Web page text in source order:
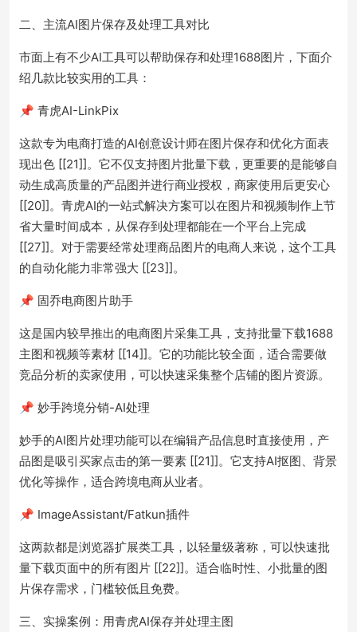
二、主流AI图片保存及处理工具对比
市面上有不少AI工具可以帮助保存和处理1688图片，下面介
绍几款比较实用的工具：
📌 青虎AI-LinkPix
这款专为电商打造的AI创意设计师在图片保存和优化方面表
现出色 [[21]]。它不仅支持图片批量下载，更重要的是能够自
动生成高质量的产品图并进行商业授权，商家使用后更安心
[[20]]。青虎AI的一站式解决方案可以在图片和视频制作上节
省大量时间成本，从保存到处理都能在一个平台上完成
[[27]]。对于需要经常处理商品图片的电商人来说，这个工具
的自动化能力非常强大 [[23]]。
📌 固乔电商图片助手
这是国内较早推出的电商图片采集工具，支持批量下载1688
主图和视频等素材 [[14]]。它的功能比较全面，适合需要做
竞品分析的卖家使用，可以快速采集整个店铺的图片资源。
📌 妙手跨境分销-AI处理
妙手的AI图片处理功能可以在编辑产品信息时直接使用，产
品图是吸引买家点击的第一要素 [[21]]。它支持AI抠图、背景
优化等操作，适合跨境电商从业者。
📌 ImageAssistant/Fatkun插件
这两款都是浏览器扩展类工具，以轻量级著称，可以快速批
量下载页面中的所有图片 [[22]]。适合临时性、小批量的图
片保存需求，门槛较低且免费。
三、实操案例：用青虎AI保存并处理主图